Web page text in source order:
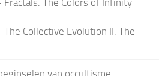
Collective Evolution II: The
van occultisme